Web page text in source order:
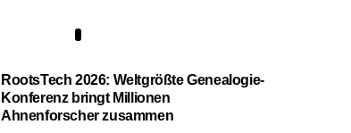
RootsTech 2026: Weltgrößte Genealogie-
Konferenz bringt Millionen
Ahnenforscher zusammen